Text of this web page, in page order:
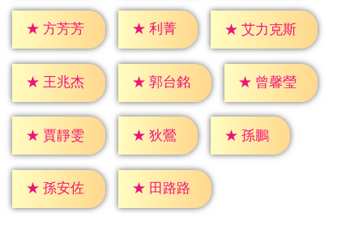
★ 方芳芳 ★ 利菁 ★ 艾力克斯
★ 王兆杰 ★ 郭台銘 ★ 曾馨瑩
★ 賈靜雯 ★ 狄鶯 ★ 孫鵬
★ 孫安佐 ★ 田路路